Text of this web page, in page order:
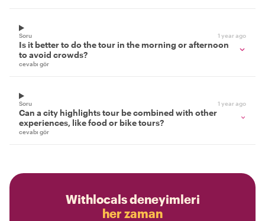
Soru 1 year ago
Is it better to do the tour in the morning or afternoon
to avoid crowds?
cevabı gör
Soru 1 year ago
Can a city highlights tour be combined with other
experiences, like food or bike tours?
cevabı gör
Withlocals deneyimleri
her zaman